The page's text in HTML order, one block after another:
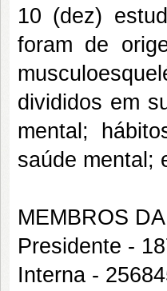
10 (dez)
foram de
divididos em
mental;
saúde mental;
MEMBROS
Presidente -
Interna -